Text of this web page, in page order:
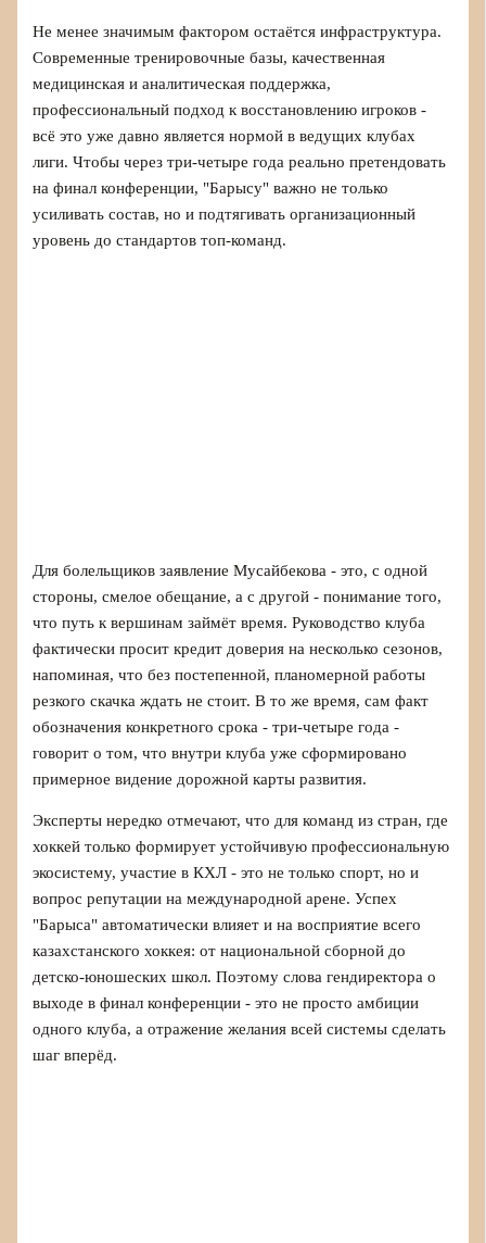
Не менее значимым фактором остаётся инфраструктура.
Современные тренировочные базы, качественная
медицинская и аналитическая поддержка,
профессиональный подход к восстановлению игроков -
всё это уже давно является нормой в ведущих клубах
лиги. Чтобы через три‑четыре года реально претендовать
на финал конференции, "Барысу" важно не только
усиливать состав, но и подтягивать организационный
уровень до стандартов топ-команд.
Для болельщиков заявление Мусайбекова - это, с одной
стороны, смелое обещание, а с другой - понимание того,
что путь к вершинам займёт время. Руководство клуба
фактически просит кредит доверия на несколько сезонов,
напоминая, что без постепенной, планомерной работы
резкого скачка ждать не стоит. В то же время, сам факт
обозначения конкретного срока - три‑четыре года -
говорит о том, что внутри клуба уже сформировано
примерное видение дорожной карты развития.
Эксперты нередко отмечают, что для команд из стран, где
хоккей только формирует устойчивую профессиональную
экосистему, участие в КХЛ - это не только спорт, но и
вопрос репутации на международной арене. Успех
"Барыса" автоматически влияет и на восприятие всего
казахстанского хоккея: от национальной сборной до
детско‑юношеских школ. Поэтому слова гендиректора о
выходе в финал конференции - это не просто амбиции
одного клуба, а отражение желания всей системы сделать
шаг вперёд.